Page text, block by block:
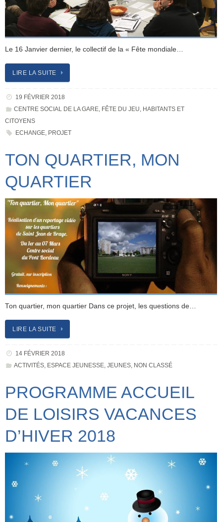
Le 16 Janvier dernier, le collectif de la « Fête mondiale…
LIRE LA SUITE
19 FÉVRIER 2018
CENTRE SOCIAL DE LA GARE, FÊTE DU JEU HABITANTS ET
CITOYENS
ECHANGE, PROJET
TON QUARTIER, MON
QUARTIER
Ton quartier, mon quartier Dans ce projet, les questions de…
LIRE LA SUITE
14 FÉVRIER 2018
ACTIVITÉS, ESPACE JEUNESSE, JEUNES, NON CLASSÉ
PROGRAMME ACCUEIL
DE LOISIRS VACANCES
D’HIVER 2018